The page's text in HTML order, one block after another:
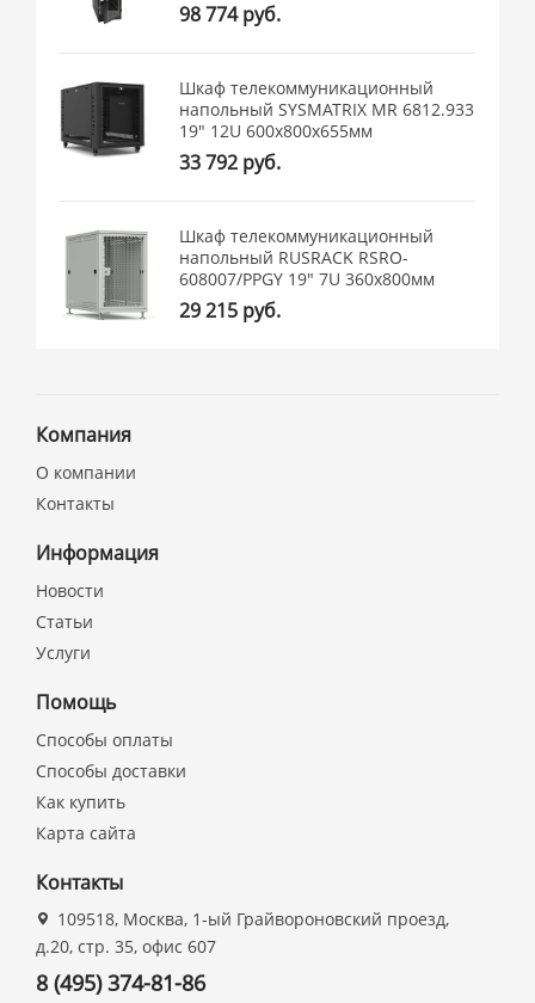
98 774 руб.
Шкаф телекоммуникационный
напольный SYSMATRIX MR 6812.933
19" 12U 600x800x655мм
33 792 руб.
Шкаф телекоммуникационный
напольный RUSRACK RSRO-
608007/PPGY 19" 7U 360x800мм
29 215 руб.
Компания
О компании
Контакты
Информация
Новости
Статьи
Услуги
Помощь
Способы оплаты
Способы доставки
Как купить
Карта сайта
Контакты
109518, Москва, 1-ый Грайвороновский проезд,
д.20, стр. 35, офис 607
8 (495) 374-81-86